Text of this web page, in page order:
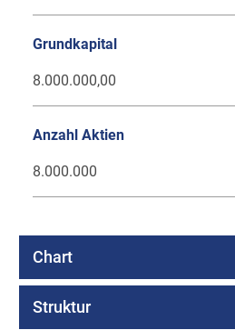
Grundkapital
8.000.000,00
Anzahl Aktien
8.000.000
Chart
Struktur